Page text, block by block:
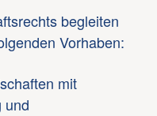
begleiten
Vorhaben:
mit
und